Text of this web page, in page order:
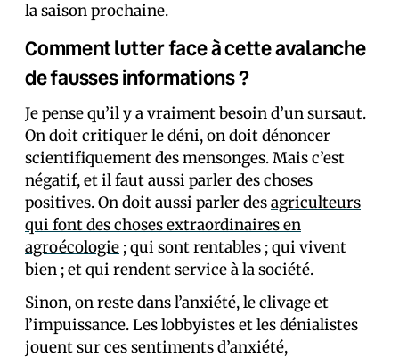
la saison prochaine.
Comment lutter face à cette avalanche
de fausses informations ?
Je pense qu’il y a vraiment besoin d’un sursaut.
On doit critiquer le déni, on doit dénoncer
scientifiquement des mensonges. Mais c’est
négatif, et il faut aussi parler des choses
positives. On doit aussi parler desagriculteurs
qui font des choses extraordinaires en
agroécologie ; qui sont rentables ; qui vivent
bien ; et qui rendent service à la société.
Sinon, on reste dans l’anxiété, le clivage et
l’impuissance. Les lobbyistes et les dénialistes
jouent sur ces sentiments d’anxiété,